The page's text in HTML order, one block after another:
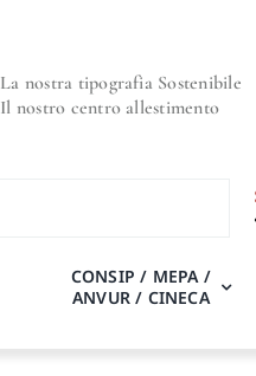
La nostra tipografia Sostenibile
Il nostro centro allestimento
CONSIP / MEPA /
ANVUR / CINECA